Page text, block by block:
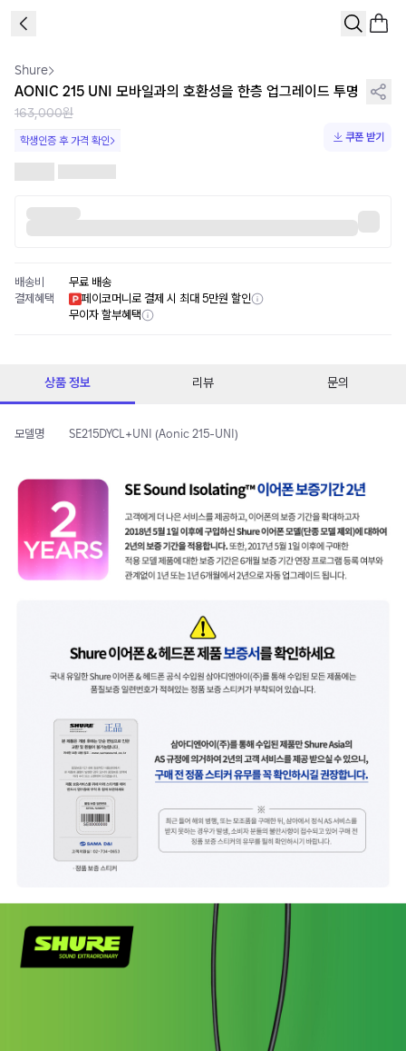
Shure
AONIC 215 UNI 모바일과의 호환성을 한층 업그레이드 투명
163,000원
학생인증 후 가격 확인 쿠폰 받기
배송비
무료 배송
결제혜택
페이코머니로 결제 시 최대 5만원 할인
무이자 할부혜택
상품 정보 리뷰 문의
모델명 SE215DYCL+UNI (Aonic 215-UNI)